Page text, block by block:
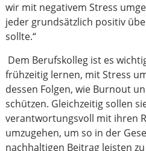
wir mit negativem Stress
jeder grundsätzlich positiv
sollte.“
Dem Berufskolleg ist es
frühzeitig lernen, mit Stress
dessen Folgen, wie Burnout
schützen. Gleichzeitig sollen
verantwortungsvoll mit ihren
umzugehen, um so in der
nachhaltigen Beitrag leisten